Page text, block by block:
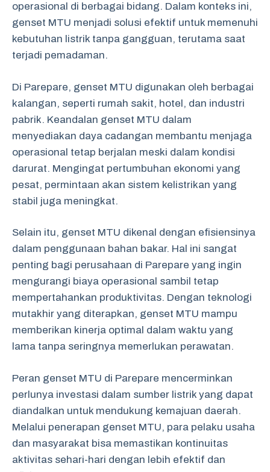
operasional di berbagai bidang. Dalam konteks ini,
genset MTU menjadi solusi efektif untuk memenuhi
kebutuhan listrik tanpa gangguan, terutama saat
terjadi pemadaman.
Di Parepare, genset MTU digunakan oleh berbagai
kalangan, seperti rumah sakit, hotel, dan industri
pabrik. Keandalan genset MTU dalam
menyediakan daya cadangan membantu menjaga
operasional tetap berjalan meski dalam kondisi
darurat. Mengingat pertumbuhan ekonomi yang
pesat, permintaan akan sistem kelistrikan yang
stabil juga meningkat.
Selain itu, genset MTU dikenal dengan efisiensinya
dalam penggunaan bahan bakar. Hal ini sangat
penting bagi perusahaan di Parepare yang ingin
mengurangi biaya operasional sambil tetap
mempertahankan produktivitas. Dengan teknologi
mutakhir yang diterapkan, genset MTU mampu
memberikan kinerja optimal dalam waktu yang
lama tanpa seringnya memerlukan perawatan.
Peran genset MTU di Parepare mencerminkan
perlunya investasi dalam sumber listrik yang dapat
diandalkan untuk mendukung kemajuan daerah.
Melalui penerapan genset MTU, para pelaku usaha
dan masyarakat bisa memastikan kontinuitas
aktivitas sehari-hari dengan lebih efektif dan